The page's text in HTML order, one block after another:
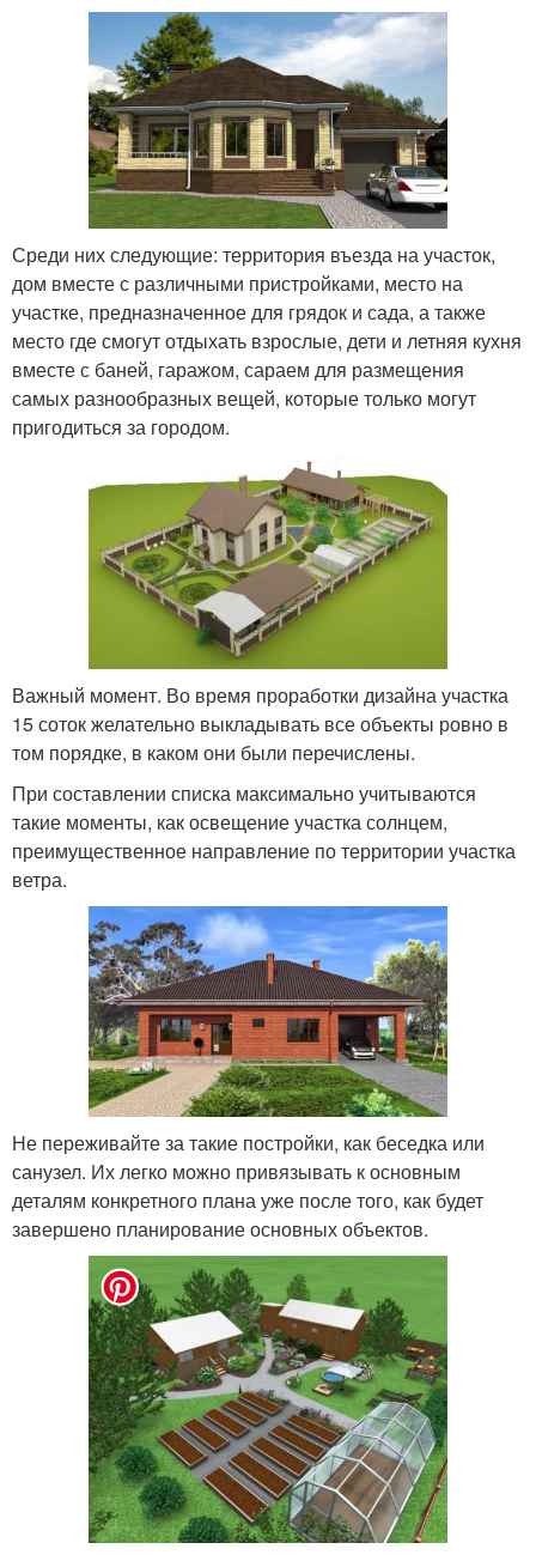
Среди них следующие: территория въезда на участок,
дом вместе с различными пристройками, место на
участке, предназначенное для грядок и сада, а также
место где смогут отдыхать взрослые, дети и летняя кухня
вместе с баней, гаражом, сараем для размещения
самых разнообразных вещей, которые только могут
пригодиться за городом.
Важный момент. Во время проработки дизайна участка
15 соток желательно выкладывать все объекты ровно в
том порядке, в каком они были перечислены.
При составлении списка максимально учитываются
такие моменты, как освещение участка солнцем,
преимущественное направление по территории участка
ветра.
Не переживайте за такие постройки, как беседка или
санузел. Их легко можно привязывать к основным
деталям конкретного плана уже после того, как будет
завершено планирование основных объектов.